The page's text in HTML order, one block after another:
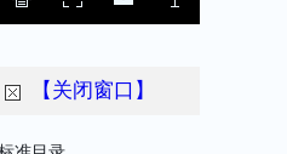
【关闭窗口】